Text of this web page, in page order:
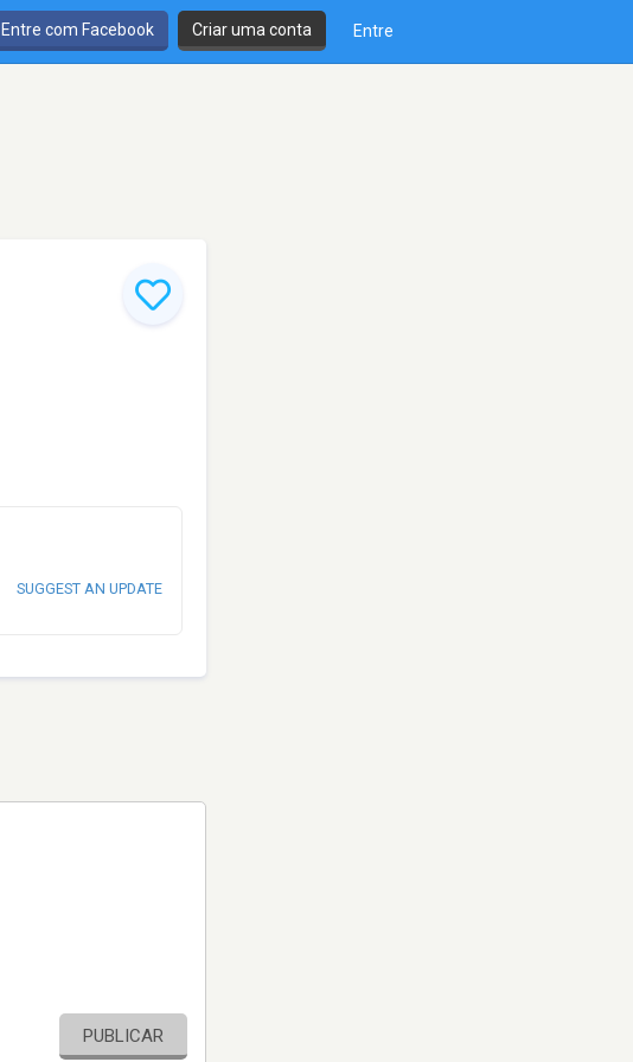
Entre com Facebook Criar uma conta Entre
SUGGEST AN UPDATE
PUBLICAR